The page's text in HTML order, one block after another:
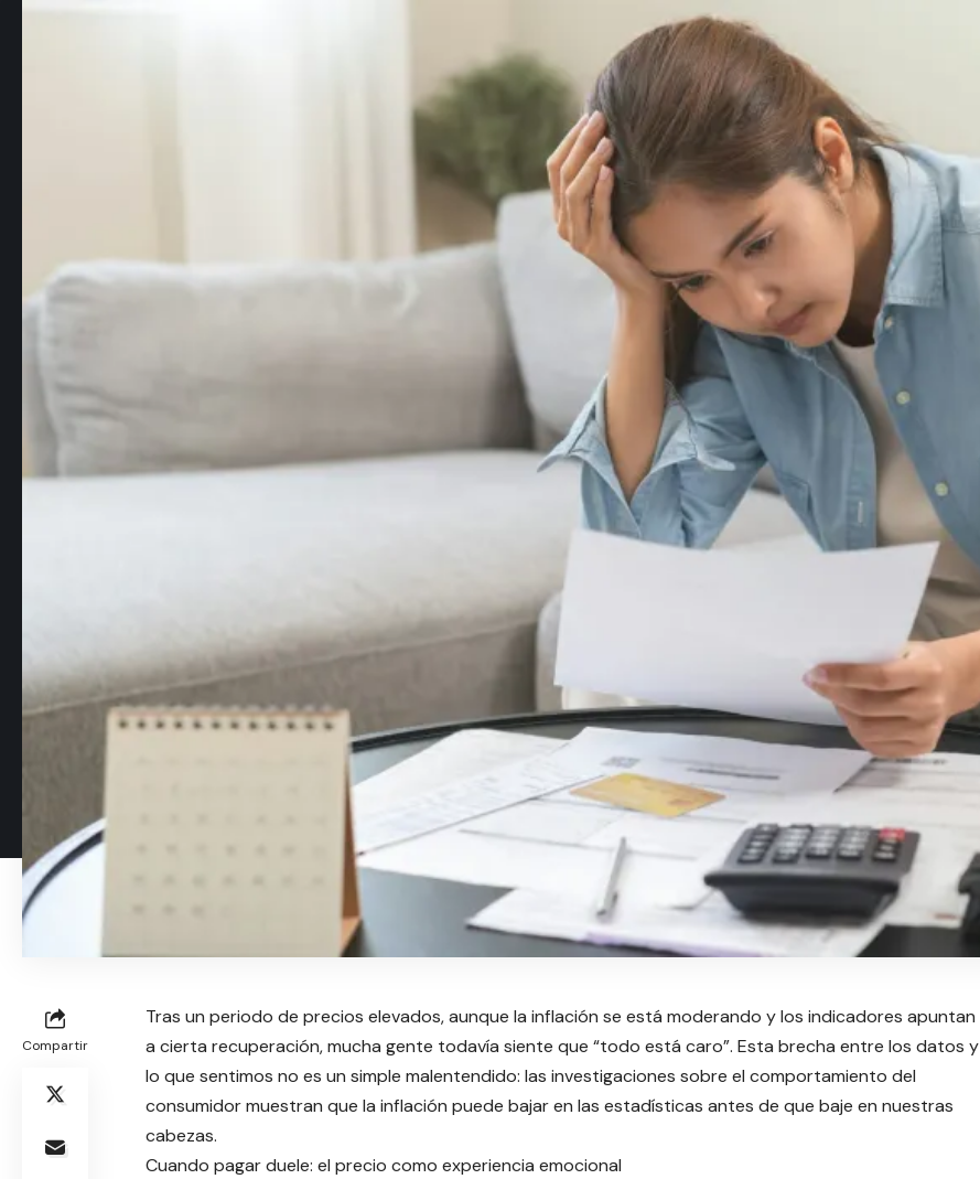
Compartir
Tras un periodo de precios elevados, aunque la inflación se está moderando y los indicadores apuntan
a cierta recuperación, mucha gente todavía siente que “todo está caro”. Esta brecha entre los datos y
lo que sentimos no es un simple malentendido: las investigaciones sobre el comportamiento del
consumidor muestran que la inflación puede bajar en las estadísticas antes de que baje en nuestras
cabezas.
Cuando pagar duele: el precio como experiencia emocional